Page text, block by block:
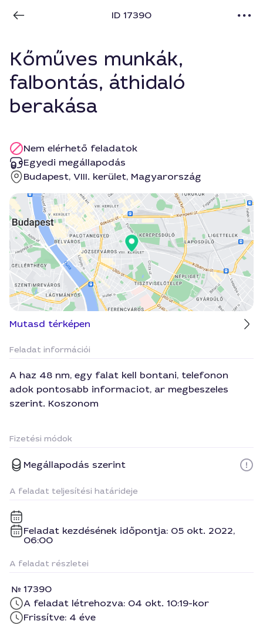
ID 17390
Kőműves munkák,
falbontás, áthidaló
berakása
Nem elérhető feladatok
Egyedi megállapodás
Budapest, VIII. kerület, Magyarország
Mutasd térképen
Feladat információi
A haz 48 nm, egy falat kell bontani, telefonon
adok pontosabb informaciot, ar megbeszeles
szerint. Koszonom
Fizetési módok
Megállapodás szerint
A feladat teljesítési határideje
Feladat kezdésének időpontja: 05 okt. 2022,
06:00
A feladat részletei
17390
A feladat létrehozva: 04 okt. 10:19-kor
Frissítve: 4 éve